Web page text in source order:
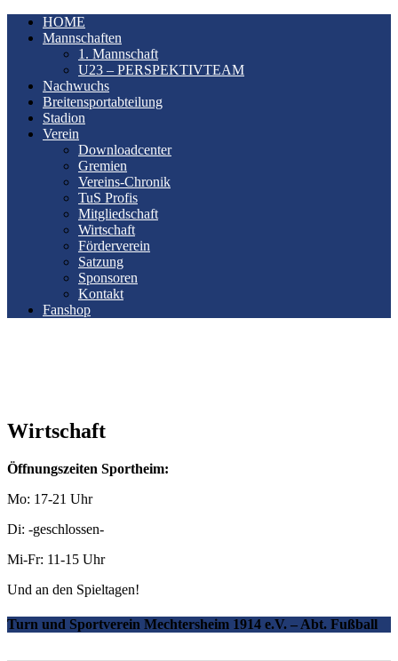
HOME
Mannschaften
1. Mannschaft
U23 – PERSPEKTIVTEAM
Nachwuchs
Breitensportabteilung
Stadion
Verein
Downloadcenter
Gremien
Vereins-Chronik
TuS Profis
Mitgliedschaft
Wirtschaft
Förderverein
Satzung
Sponsoren
Kontakt
Fanshop
Wirtschaft
Öffnungszeiten Sportheim:
Mo: 17-21 Uhr
Di: -geschlossen-
Mi-Fr: 11-15 Uhr
Und an den Spieltagen!
Turn und Sportverein Mechtersheim 1914 e.V. – Abt. Fußball